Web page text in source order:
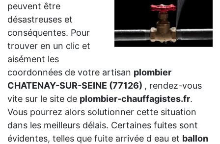
peuvent être
désastreuses et
conséquentes. Pour
trouver en un clic et
aisément les
coordonnées de votre artisan plombier
CHATENAY-SUR-SEINE (77126) , rendez-vous
vite sur le site de plombier-chauffagistes.fr.
Vous pourrez alors solutionner cette situation
dans les meilleurs délais. Certaines fuites sont
évidentes, telles que fuite arrivée d eau et ballon